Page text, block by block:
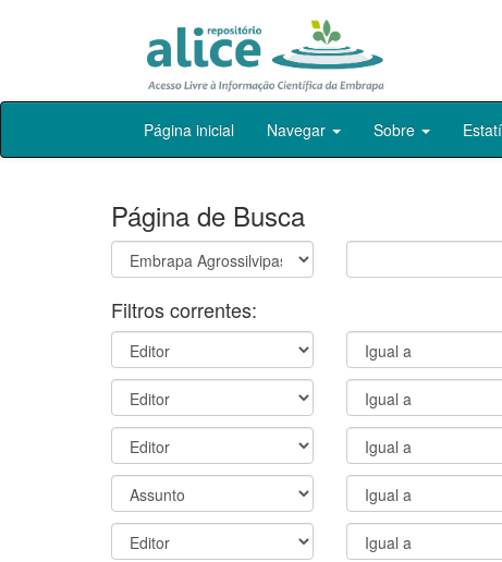
Skip
Página inicial Navegar Sobre
Página de Busca
Filtros correntes: